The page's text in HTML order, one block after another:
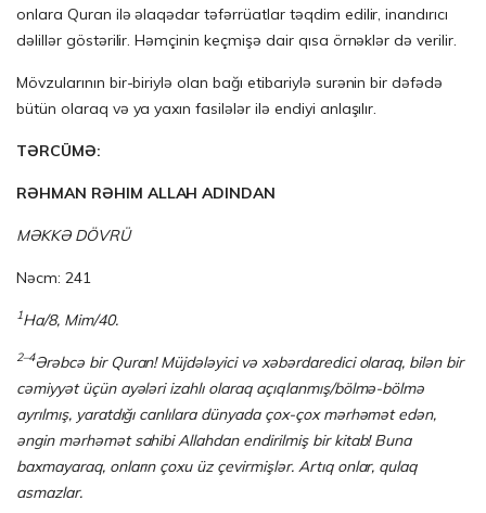
onlara Quran ilə əlaqədar təfərrüatlar təqdim edilir, inandırıcı
dəlillər göstərilir. Həmçinin keçmişə dair qısa örnəklər də verilir.
Mövzularının bir-biriylə olan bağı etibariylə surənin bir dəfədə
bütün olaraq və ya yaxın fasilələr ilə endiyi anlaşılır.
TƏRCÜMƏ:
RƏHMAN RƏHIM ALLAH ADINDAN
MƏKKƏ DÖVRÜ
Nəcm: 241
1Ha/8, Mim/40.
2–4Ərəbcə bir Quran! Müjdələyici və xəbərdaredici olaraq, bilən bir
cəmiyyət üçün ayələri izahlı olaraq açıqlanmış/bölmə-bölmə
ayrılmış, yaratdığı canlılara dünyada çox-çox mərhəmət edən,
əngin mərhəmət sahibi Allahdan endirilmiş bir kitab! Buna
baxmayaraq, onların çoxu üz çevirmişlər. Artıq onlar, qulaq
asmazlar.